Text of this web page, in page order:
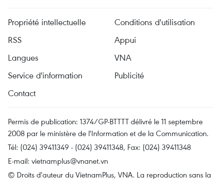
Propriété intellectuelle
Conditions d'utilisation
RSS
Appui
Langues
VNA
Service d'information
Publicité
Contact
Permis de publication: 1374/GP-BTTTT délivré le 11 septembre
2008 par le ministère de l'Information et de la Communication.
Tél: (024) 39411349 - (024) 39411348, Fax: (024) 39411348
E-mail: vietnamplus@vnanet.vn
© Droits d'auteur du VietnamPlus, VNA. La reproduction sans la